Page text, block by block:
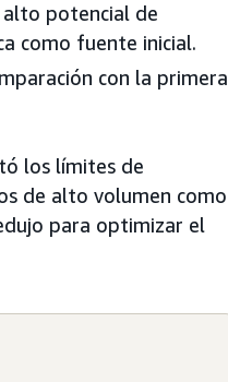
potencial de
como fuente inicial.
con la primera
los límites de
de alto volumen como
para optimizar el